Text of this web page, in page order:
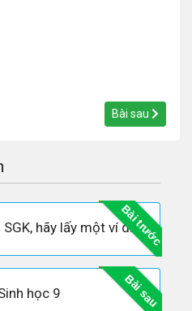
Bài sau
Bài trước
Ngoài các ví dụ trong SGK, hãy lấy một ví dụ về quan hệ giữa ngoại cảnh ảnh hưởng tới số lượng cá thể của một quần thể trong quần xã. Theo em, khi nào thì có sự cân bằng sinh học trong quần xã?
Bài sau
học 9